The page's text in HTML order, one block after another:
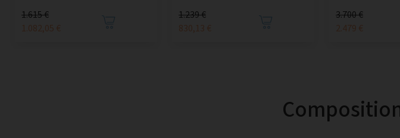
1.615 €
1.082,05 €
1.239 €
830,13 €
3.700 €
2.479 €